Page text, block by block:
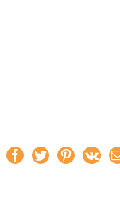
Facebook
TwitterPinterest
Vk